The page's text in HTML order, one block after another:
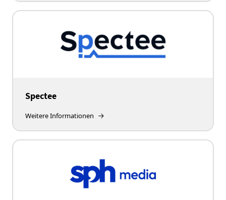
Spectee
Weitere Informationen